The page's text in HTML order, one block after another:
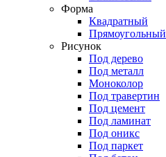
Форма
Квадратный
Прямоугольный
Рисунок
Под дерево
Под металл
Моноколор
Под травертин
Под цемент
Под ламинат
Под оникс
Под паркет